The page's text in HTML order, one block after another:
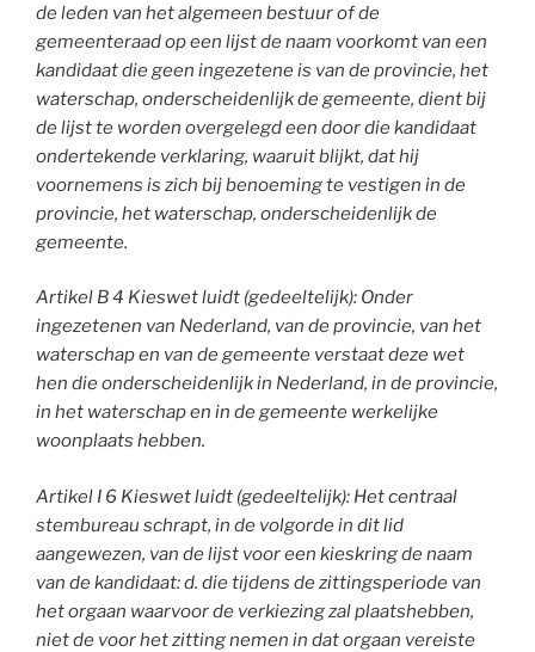
de leden van het algemeen bestuur of de
gemeenteraad op een lijst de naam voorkomt van een
kandidaat die geen ingezetene is van de provincie, het
waterschap, onderscheidenlijk de gemeente, dient bij
de lijst te worden overgelegd een door die kandidaat
ondertekende verklaring, waaruit blijkt, dat hij
voornemens is zich bij benoeming te vestigen in de
provincie, het waterschap, onderscheidenlijk de
gemeente.
Artikel B 4 Kieswet luidt (gedeeltelijk): Onder
ingezetenen van Nederland, van de provincie, van het
waterschap en van de gemeente verstaat deze wet
hen die onderscheidenlijk in Nederland, in de provincie,
in het waterschap en in de gemeente werkelijke
woonplaats hebben.
Artikel I 6 Kieswet luidt (gedeeltelijk): Het centraal
stembureau schrapt, in de volgorde in dit lid
aangewezen, van de lijst voor een kieskring de naam
van de kandidaat:d. die tijdens de zittingsperiode van
het orgaan waarvoor de verkiezing zal plaatshebben,
niet de voor het zitting nemen in dat orgaan vereiste